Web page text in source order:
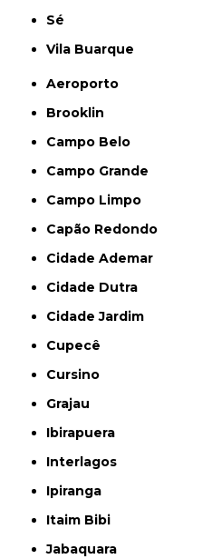
Sé
Vila Buarque
Aeroporto
Brooklin
Campo Belo
Campo Grande
Campo Limpo
Capão Redondo
Cidade Ademar
Cidade Dutra
Cidade Jardim
Cupecê
Cursino
Grajau
Ibirapuera
Interlagos
Ipiranga
Itaim Bibi
Jabaquara